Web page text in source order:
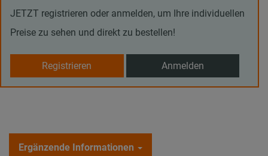
JETZT registrieren oder anmelden, um Ihre individuellen
Preise zu sehen und direkt zu bestellen!
Registrieren Anmelden
Ergänzende Informationen